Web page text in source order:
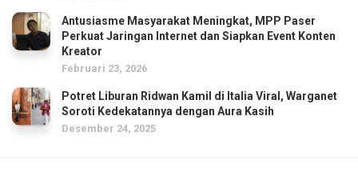
Antusiasme Masyarakat Meningkat, MPP Paser
Perkuat Jaringan Internet dan Siapkan Event Konten
Kreator
Februari 23, 2026
Potret Liburan Ridwan Kamil di Italia Viral, Warganet
Soroti Kedekatannya dengan Aura Kasih
Desember 24, 2025